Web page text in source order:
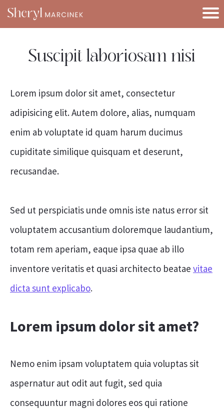
Suscipit laboriosam nisi
Lorem ipsum dolor sit amet, consectetur
adipisicing elit. Autem dolore, alias, numquam
enim ab voluptate id quam harum ducimus
cupiditate similique quisquam et deserunt,
recusandae.
Sed ut perspiciatis unde omnis iste natus error sit
voluptatem accusantium doloremque laudantium,
totam rem aperiam, eaque ipsa quae ab illo
inventore veritatis et quasi architecto beatae vitae
dicta sunt explicabo.
Lorem ipsum dolor sit amet?
Nemo enim ipsam voluptatem quia voluptas sit
aspernatur aut odit aut fugit, sed quia
consequuntur magni dolores eos qui ratione